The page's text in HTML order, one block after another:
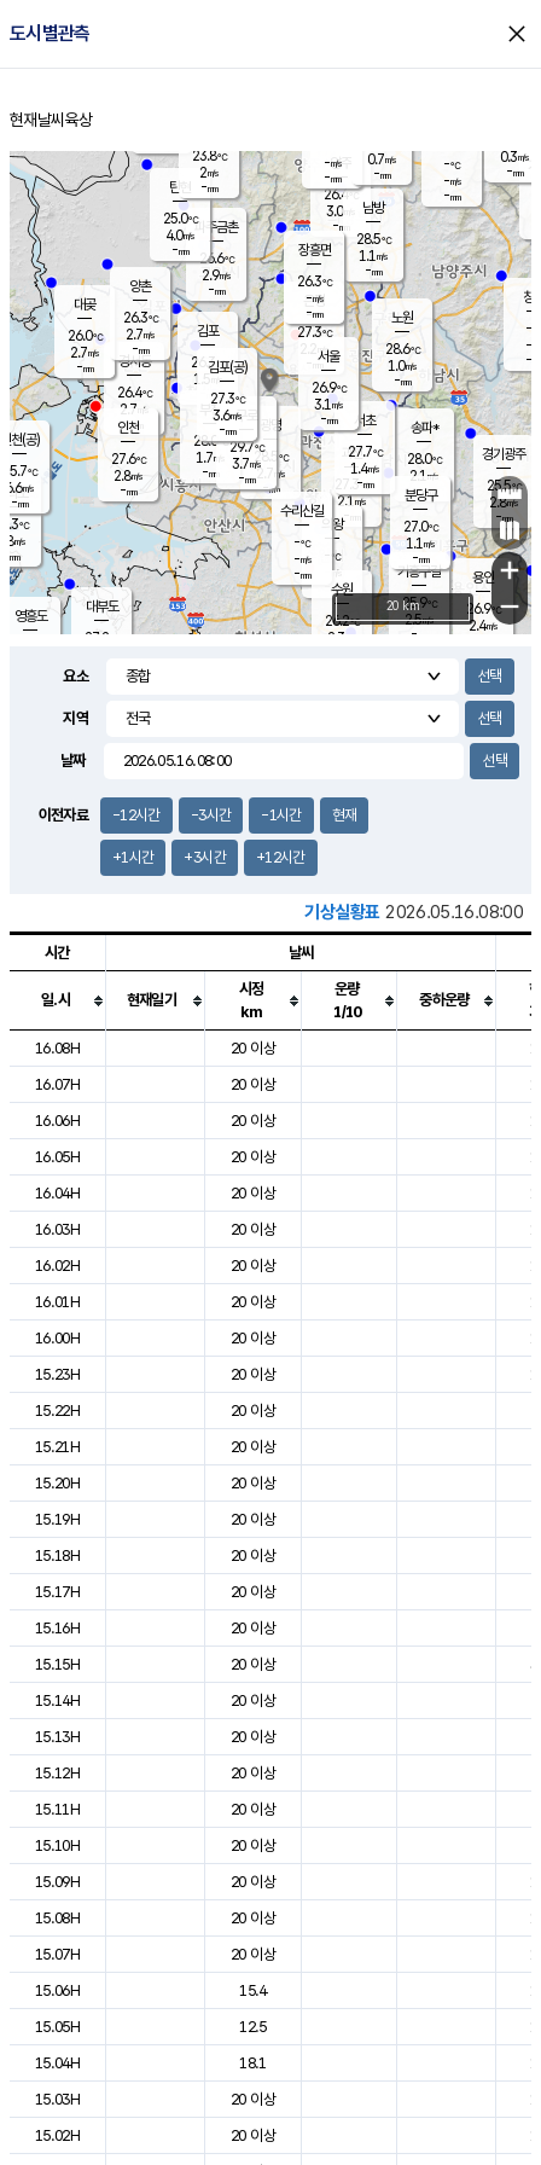
도시별관측 close
홈
현재날씨 육상
의도
℃
m/s
mm
영흥도
양주
26.4℃
3.0
-mm
과천
27.3℃
2.1m/s
- mm
용인
26.9℃
2.4m/s
경기광주
25.5℃
2.8m/s
-mm
2.9m/s
대부도
27.2
경서동
26.4℃
2.7 m/s
-mm
파주금촌
26.6℃
2.9m/s
-mm
-℃
-m/s
-mm
대곶
26.0℃
2.7m/s
-mm
창
-
-m/
-
탄현
25.0℃
4.0m/s
-mm
0.3m/s
-mm
의왕
- ℃
m/s
mm
김포
26.3℃
1.5 m/s
mm
광명
28.5 ℃
2.7 m/s
-mm
부천
28.0℃
1.7m/s
-mm
양촌
26.3℃
2.7m/s
-mm
구로
29.7℃
3.7m/s
-mm
은평
27.3℃
2.2 m/s
- mm
노원
28.6℃
1.0m/s
-mm
송파*
28.0℃
2.1 m/s
-mm
서초
27.7℃
1.4m/s
-mm
남방
28.5℃
1.1 m/s
-mm
기흥구갈
25.9℃
2.5m/s
-
수리산길
-℃
-m/s
-mm
분당구
27.0℃
1.1 m/s
-mm
장흥면
26.3℃
-m/s
-mm
-m/s
-mm
인천(공)
25.7℃
6.6m/s
-mm
김포(공)
27.3℃
3.6m/s
-mm
수원
26.2℃
2.3 m/s
인천
27.6℃
2.8m/s
-mm
서울
26.9℃
3.1 m/s
-mm
23.8℃
2m/s
-mm
0.7m/s
-mm
+
−
20 km
요소
지역
날짜
이전자료 -12시간 -3시간 -1시간 현재
+1시간 +3시간 +12시간
기상실황표 2026.05.16.08:00
도시별 기상실황표로 지점, 날씨, 기온, 강수, 바람, 기압등을 안내한 표입
시간 날씨
일.시 현재일기
시정
km
운량
1/10
중하운량
16.08H
20 이상
16.07H
20 이상
16.06H
20 이상
16.05H
20 이상
16.04H
20 이상
16.03H
20 이상
16.02H
20 이상
16.01H
20 이상
16.00H
20 이상
15.23H
20 이상
15.22H
20 이상
15.21H
20 이상
15.20H
20 이상
15.19H
20 이상
15.18H
20 이상
15.17H
20 이상
15.16H
20 이상
15.15H
20 이상
15.14H
20 이상
15.13H
20 이상
15.12H
20 이상
15.11H
20 이상
15.10H
20 이상
15.09H
20 이상
15.08H
20 이상
15.07H
20 이상
15.06H
15.4
15.05H
12.5
15.04H
18.1
15.03H
20 이상
15.02H
20 이상